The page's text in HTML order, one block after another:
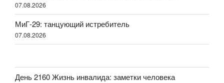
07.08.2026
МиГ-29: танцующий истребитель
07.08.2026
День 2160 Жизнь инвалида: заметки человека